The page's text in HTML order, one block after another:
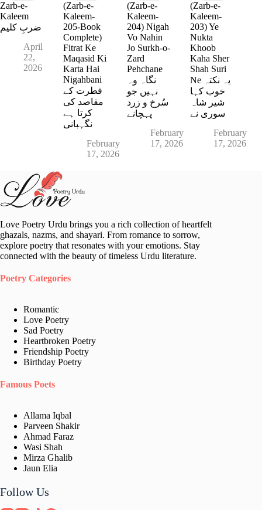
Zarb-e-
Kaleem
ضربِ کلیم
April
22,
2026
(Zarb-e-
Kaleem-
205-Book
Complete)
Fitrat Ke
Maqasid Ki
Karta Hai
Nigahbani
فطرت کے
مقاصد کی
کرتا ہے
نگہبانی
February
17, 2026
(Zarb-e-
Kaleem-
204) Nigah
Vo Nahin
Jo Surkh-o-
Zard
Pehchane
نگاہ وہ
نہیں جو
سُرخ و زرد
پہچانے
February
17, 2026
(Zarb-e-
Kaleem-
203) Ye
Nukta
Khoob
Kaha Sher
Shah Suri
Ne یہ نکتہ
خوب کہا
شیر شاہ
سوری نے
February
17, 2026
Love Poetry Urdu brings you a rich collection of heartfelt
ghazals, nazms, and shayari. From romance to sorrow,
explore poetry that resonates with your emotions. Stay
connected with the beauty of timeless Urdu literature.
Poetry Categories
Romantic
Love Poetry
Sad Poetry
Heartbroken Poetry
Friendship Poetry
Birthday Poetry
Famous Poets
Allama Iqbal
Parveen Shakir
Ahmad Faraz
Wasi Shah
Mirza Ghalib
Jaun Elia​
Follow Us